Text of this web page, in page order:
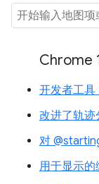
Chrome
开发者工具
改进了轨迹
对
用于显示